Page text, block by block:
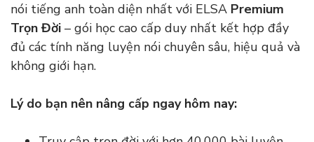
nói tiếng anh toàn diện nhất với ELSA Premium
Trọn Đời – gói học cao cấp duy nhất kết hợp đầy
đủ các tính năng luyện nói chuyên sâu, hiệu quả và
không giới hạn.
Lý do bạn nên nâng cấp ngay hôm nay: